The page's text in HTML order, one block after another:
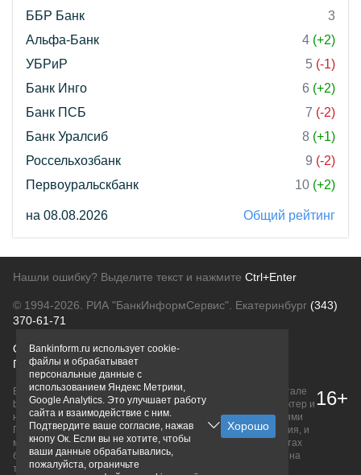
ББР Банк
3
Альфа-Банк
4 (+2)
УБРиР
5 (-1)
Банк Инго
6 (+2)
Банк ПСБ
7 (-2)
Банк Уралсиб
8 (+1)
Россельхозбанк
9 (-2)
Первоуральскбанк
10 (+2)
на 08.08.2026 Общий рейтинг
Нашли ошибку? Выделите текст и нажмите Ctrl+Enter
© 1994-2026. РИА "БанкИнформСервис". Екатеринбург (343)
370-61-71
О проектеПолитика конфиденциальности
Правовая информацияДля рекламодателей
Вся информация о продуктах банков, размещенная на портале
bankinform.ru, носит исключительно ознакомительный характер и
не является публичной офертой, определяемой положениями
ГК РФ. Информация не содержит точного и полного описания, и
может быть изменена. Конечные условия уточняйте на сайтах
банков или при личном обращении. Исключительное право на
товарные знаки принадлежит их правообладателям.
16+
Bankinform.ru использует cookie-
файлы и обрабатывает
персональные данные с
использованием Яндекс Метрики,
Google Analytics. Это улучшает работу
сайта и взаимодействие с ним.
Подтвердите ваше согласие, нажав
кнопу Ок. Если вы не хотите, чтобы
ваши данные обрабатывались,
пожалуйста, ограничьте